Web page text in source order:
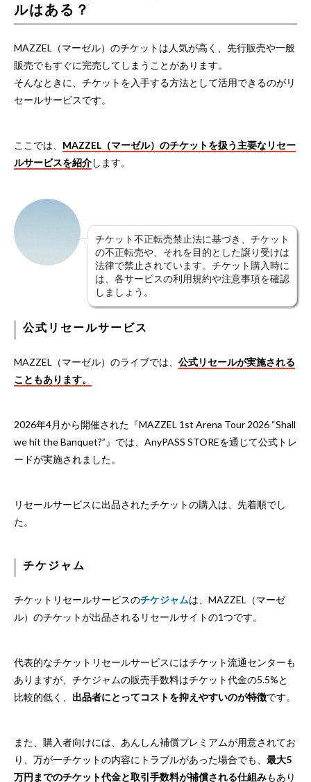
ルはある？
MAZZEL（マーゼル）のチケットは人気が高く、先行販売や一般
販売でもすぐに完売してしまうことがあります。
そんなときに、チケットを入手する方法として活用できるのがリ
セールサービスです。
ここでは、 MAZZEL（マーゼル）のチケットを扱う主要なリセー
ルサービスを紹介します。
チケット不正転売禁止法に基づき、チケット
の不正転売や、それを目的とした譲り受けは
法律で禁止されています。チケット購入時に
は、各サービスの利用規約や注意事項を確認
しましょう。
公式リセールサービス
MAZZEL（マーゼル）のライブでは、 公式リセールが実施される
こともあります。
2026年4月から開催された『MAZZEL 1st Arena Tour 2026 “Shall
we hit the Banquet?”』では、AnyPASS STOREを通じて公式トレ
ードが実施されました。
リセールサービスに出品されたチケットの購入は、先着順でし
た。
チケジャム
チケットリセールサービスのチケジャムは、MAZZEL（マーゼ
ル）のチケットが出品されるリセールサイトの1つです。
代表的なチケットリセールサービスにはチケット流通センターも
ありますが、チケジャムの販売手数料はチケット代金の5.5%と
比較的低く、 出品者にとってコストを抑えやすいのが特徴です。
また、購入者向けには、あんしん補償プレミアムが用意されてお
り、万が一チケットの内容にトラブルがあった場合でも、 最大5
万円までのチケット代金と取引手数料が補償される仕組みもあり